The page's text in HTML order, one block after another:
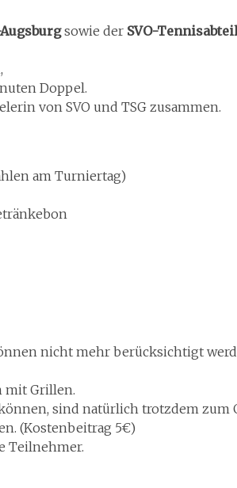
sowie der SVO-
Doppel.
von SVO und TSG zusammen.
am Turniertag)
nicht mehr berücksichtigt
mit Grillen.
sind natürlich trotzdem zum
(Kostenbeitrag 5€)
Teilnehmer.